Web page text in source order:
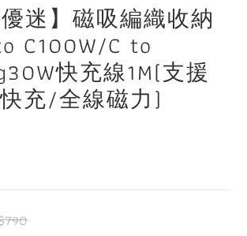
優迷】磁吸編織收納
C100W/C to
快充線1M(支援
充/全線磁力)